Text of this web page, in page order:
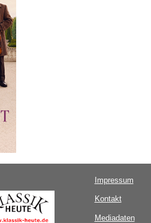
Impressum
Kontakt
Mediadaten